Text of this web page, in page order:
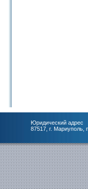
Юридический адрес
87517, г. Мариуполь,